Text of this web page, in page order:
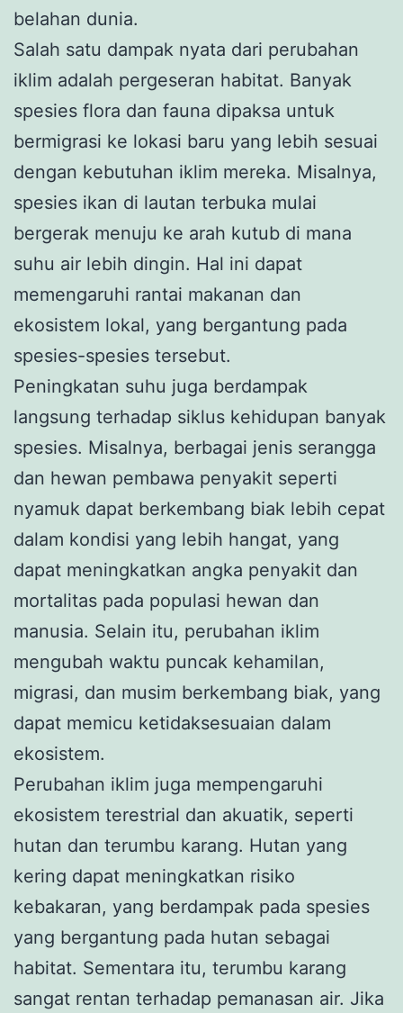
belahan dunia.
Salah satu dampak nyata dari perubahan
iklim adalah pergeseran habitat. Banyak
spesies flora dan fauna dipaksa untuk
bermigrasi ke lokasi baru yang lebih sesuai
dengan kebutuhan iklim mereka. Misalnya,
spesies ikan di lautan terbuka mulai
bergerak menuju ke arah kutub di mana
suhu air lebih dingin. Hal ini dapat
memengaruhi rantai makanan dan
ekosistem lokal, yang bergantung pada
spesies-spesies tersebut.
Peningkatan suhu juga berdampak
langsung terhadap siklus kehidupan banyak
spesies. Misalnya, berbagai jenis serangga
dan hewan pembawa penyakit seperti
nyamuk dapat berkembang biak lebih cepat
dalam kondisi yang lebih hangat, yang
dapat meningkatkan angka penyakit dan
mortalitas pada populasi hewan dan
manusia. Selain itu, perubahan iklim
mengubah waktu puncak kehamilan,
migrasi, dan musim berkembang biak, yang
dapat memicu ketidaksesuaian dalam
ekosistem.
Perubahan iklim juga mempengaruhi
ekosistem terestrial dan akuatik, seperti
hutan dan terumbu karang. Hutan yang
kering dapat meningkatkan risiko
kebakaran, yang berdampak pada spesies
yang bergantung pada hutan sebagai
habitat. Sementara itu, terumbu karang
sangat rentan terhadap pemanasan air. Jika